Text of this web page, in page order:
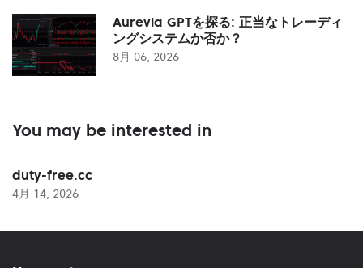
Aurevia GPTを探る: 正当なトレーディ
ングシステムか否か？
8月 06, 2026
You may be interested in
duty-free.cc
4月 14, 2026